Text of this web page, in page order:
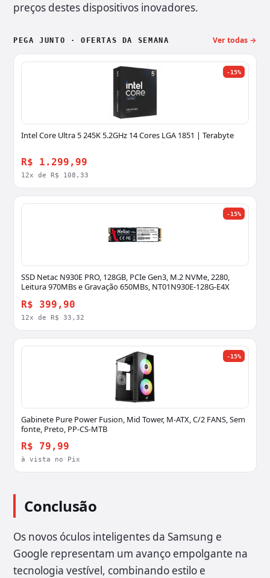
preços destes dispositivos inovadores.
PEGA JUNTO · OFERTAS DA SEMANA Ver todas →
-15%
Intel Core Ultra 5 245K 5.2GHz 14 Cores LGA 1851 | Terabyte
R$ 1.299,99
12x de R$ 108,33
-15%
SSD Netac N930E PRO, 128GB, PCIe Gen3, M.2 NVMe, 2280,
Leitura 970MBs e Gravação 650MBs, NT01N930E-128G-E4X
R$ 399,90
12x de R$ 33,32
-15%
Gabinete Pure Power Fusion, Mid Tower, M-ATX, C/2 FANS, Sem
fonte, Preto, PP-CS-MTB
R$ 79,99
à vista no Pix
Conclusão
Os novos óculos inteligentes da Samsung e
Google representam um avanço empolgante na
tecnologia vestível, combinando estilo e